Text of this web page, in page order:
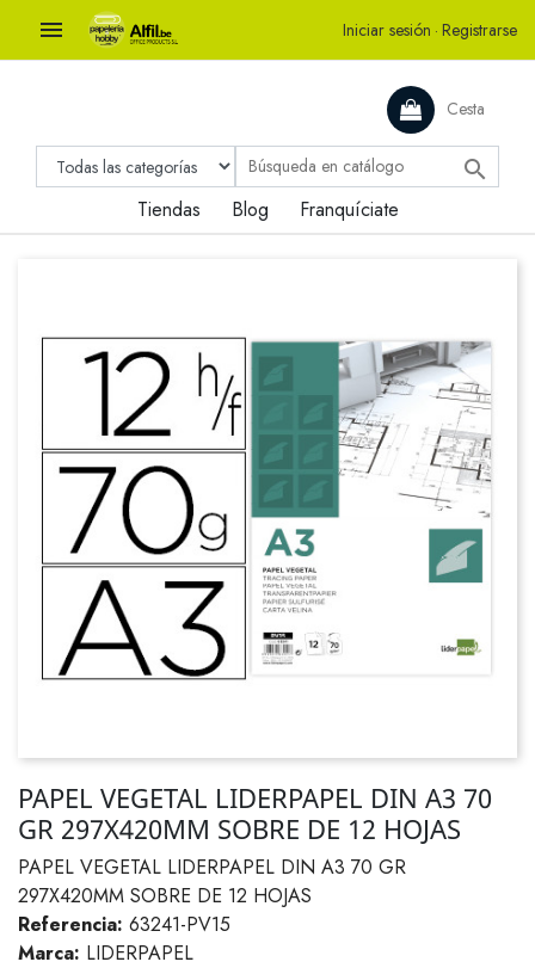
 Iniciar sesión · Registrarse
Cesta

Tiendas Blog Franquíciate
PAPEL VEGETAL LIDERPAPEL DIN A3 70
GR 297X420MM SOBRE DE 12 HOJAS
PAPEL VEGETAL LIDERPAPEL DIN A3 70 GR
297X420MM SOBRE DE 12 HOJAS
Referencia: 63241-PV15
Marca: LIDERPAPEL